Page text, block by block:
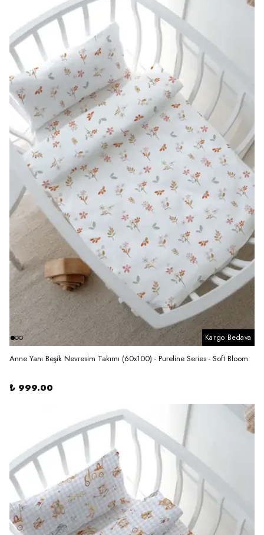
Kargo Bedava
Anne Yanı Beşik Nevresim Takımı (60x100) - Pureline Series - Soft Bloom
₺ 999.00